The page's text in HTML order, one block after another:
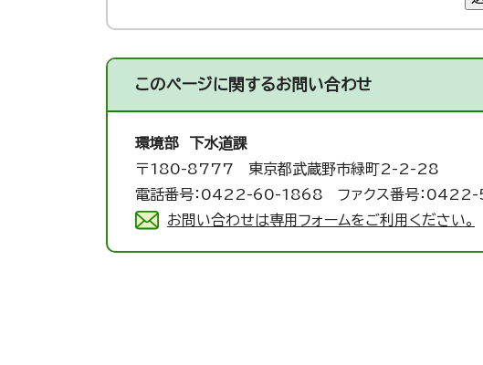
このページに関するお問い合わせ
環境部 下水道課
〒180-8777 東京都武蔵野市緑町2-2-28
電話番号：0422-60-1868 ファクス番号：
お問い合わせは専用フォームをご利用ください。